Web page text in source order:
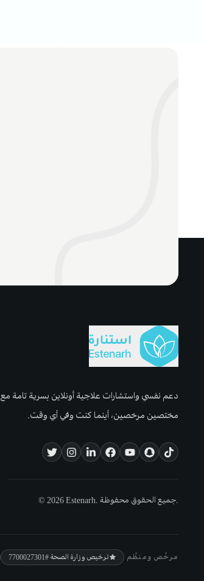
دعم نفسي واستشارات علاجية أونلاين بسرية تامة مع
مختصين مرخصين، أينما كنت وفي أي وقت.
© 2026 Estenarh. جميع الحقوق محفوظة.
مرخّص ومنظّم ترخيص وزارة الصحة #7700027301